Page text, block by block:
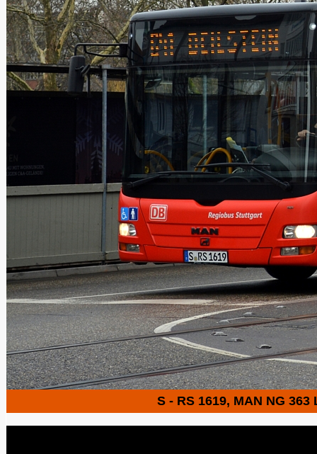
S - RS 1619, MAN NG